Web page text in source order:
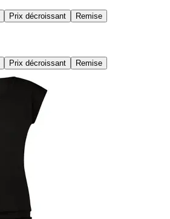
Prix décroissant Remise
Prix décroissant Remise